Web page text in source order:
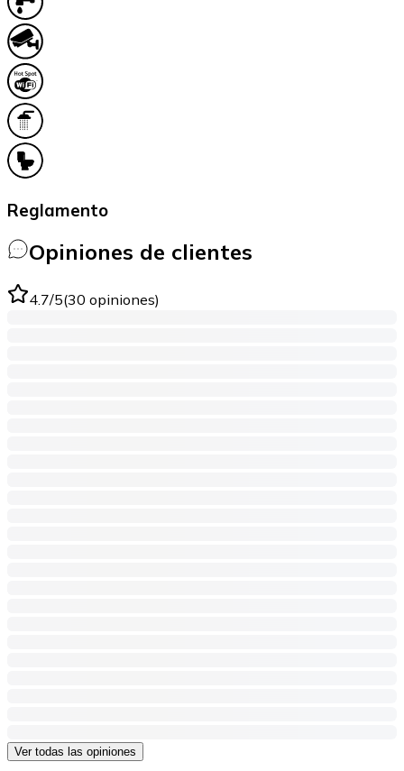
Reglamento
Opiniones de clientes
4.7/5(30 opiniones)
Ver todas las opiniones